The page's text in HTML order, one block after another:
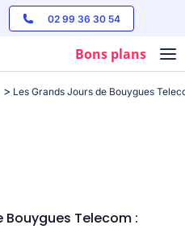
02 99 36 30 54
Bons plans
Les Grands Jours de Bouygues
Bouygues Telecom :